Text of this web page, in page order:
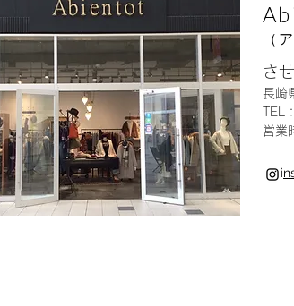
（
さ
長崎
営
i